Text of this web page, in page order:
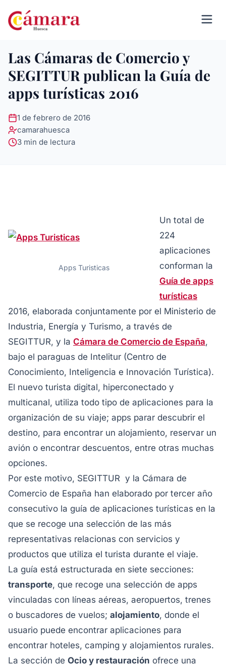
Las Cámaras de Comercio y
SEGITTUR publican la Guía de
apps turísticas 2016
1 de febrero de 2016
camarahuesca
3 min de lectura
Apps Turisticas
Un total de
224
aplicaciones
conforman la
Guía de apps
turísticas
2016, elaborada conjuntamente por el Ministerio de
Industria, Energía y Turismo, a través de
SEGITTUR, y la Cámara de Comercio de España,
bajo el paraguas de Intelitur (Centro de
Conocimiento, Inteligencia e Innovación Turística).
El nuevo turista digital, hiperconectado y
multicanal, utiliza todo tipo de aplicaciones para la
organización de su viaje; apps parar descubrir el
destino, para encontrar un alojamiento, reservar un
avión o encontrar descuentos, entre otras muchas
opciones.
Por este motivo, SEGITTUR y la Cámara de
Comercio de España han elaborado por tercer año
consecutivo la guía de aplicaciones turísticas en la
que se recoge una selección de las más
representativas relacionas con servicios y
productos que utiliza el turista durante el viaje.
La guía está estructurada en siete secciones:
transporte, que recoge una selección de apps
vinculadas con líneas aéreas, aeropuertos, trenes
o buscadores de vuelos; alojamiento, donde el
usuario puede encontrar aplicaciones para
encontrar hoteles, camping y alojamientos rurales.
La sección de Ocio y restauración ofrece una